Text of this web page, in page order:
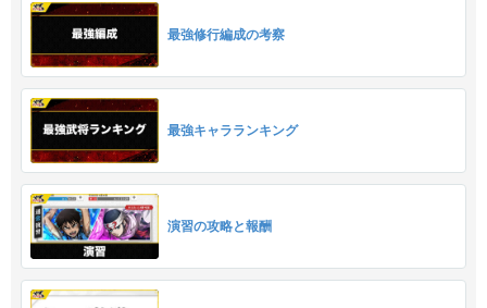
最強修行編成の考察
最強キャラランキング
演習の攻略と報酬